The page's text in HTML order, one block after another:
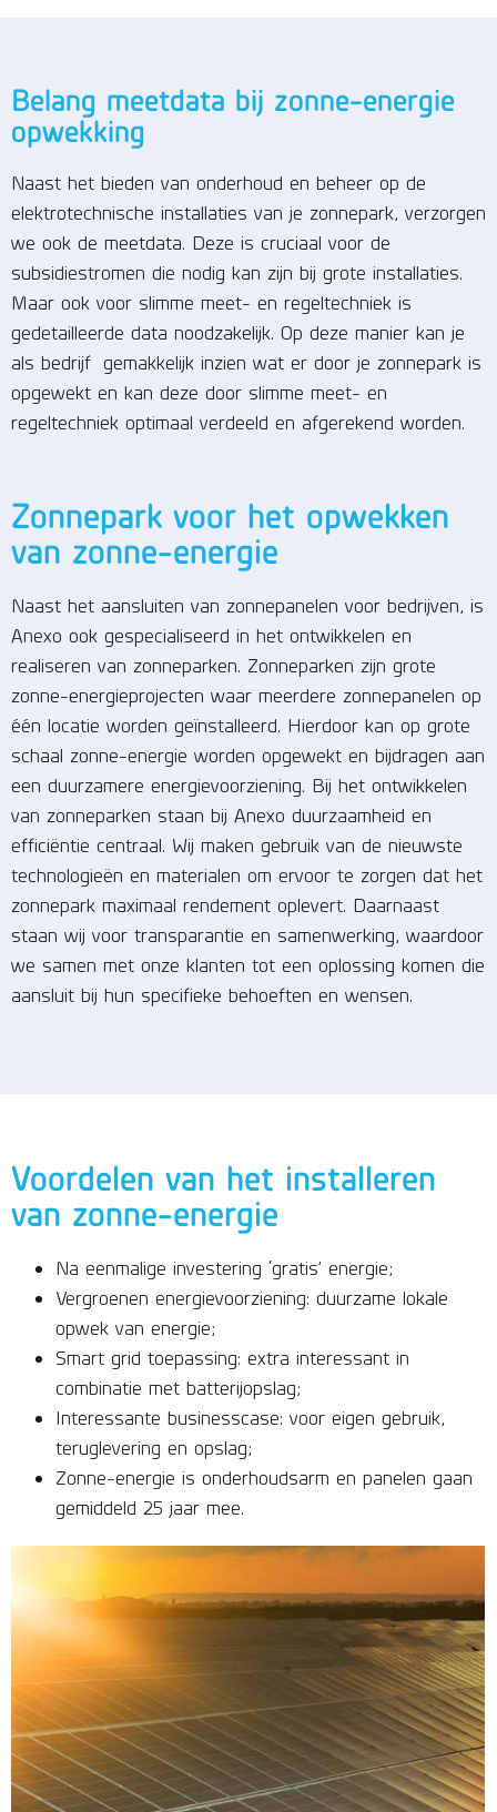
Belang meetdata bij zonne-energie
opwekking
Naast het bieden van onderhoud en beheer op de
elektrotechnische installaties van je zonnepark, verzorgen
we ook de meetdata. Deze is cruciaal voor de
subsidiestromen die nodig kan zijn bij grote installaties.
Maar ook voor slimme meet- en regeltechniek is
gedetailleerde data noodzakelijk. Op deze manier kan je
als bedrijf gemakkelijk inzien wat er door je zonnepark is
opgewekt en kan deze door slimme meet- en
regeltechniek optimaal verdeeld en afgerekend worden.
Zonnepark voor het opwekken
van zonne-energie
Naast het aansluiten van zonnepanelen voor bedrijven, is
Anexo ook gespecialiseerd in het ontwikkelen en
realiseren van zonneparken. Zonneparken zijn grote
zonne-energieprojecten waar meerdere zonnepanelen op
één locatie worden geïnstalleerd. Hierdoor kan op grote
schaal zonne-energie worden opgewekt en bijdragen aan
een duurzamere energievoorziening. Bij het ontwikkelen
van zonneparken staan bij Anexo duurzaamheid en
efficiëntie centraal. Wij maken gebruik van de nieuwste
technologieën en materialen om ervoor te zorgen dat het
zonnepark maximaal rendement oplevert. Daarnaast
staan wij voor transparantie en samenwerking, waardoor
we samen met onze klanten tot een oplossing komen die
aansluit bij hun specifieke behoeften en wensen.
Voordelen van het installeren
van zonne-energie
Na eenmalige investering ‘gratis’ energie;
Vergroenen energievoorziening: duurzame lokale
opwek van energie;
Smart grid toepassing: extra interessant in
combinatie met batterijopslag;
Interessante businesscase: voor eigen gebruik,
teruglevering en opslag;
Zonne-energie is onderhoudsarm en panelen gaan
gemiddeld 25 jaar mee.